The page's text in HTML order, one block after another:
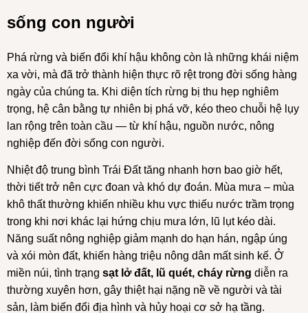
sống con người
Phá rừng và biến đổi khí hậu không còn là những khái niệm
xa vời, mà đã trở thành hiện thực rõ rệt trong đời sống hàng
ngày của chúng ta. Khi diện tích rừng bị thu hẹp nghiêm
trọng, hệ cân bằng tự nhiên bị phá vỡ, kéo theo chuỗi hệ lụy
lan rộng trên toàn cầu — từ khí hậu, nguồn nước, nông
nghiệp đến đời sống con người.
Nhiệt độ trung bình Trái Đất tăng nhanh hơn bao giờ hết,
thời tiết trở nên cực đoan và khó dự đoán. Mùa mưa – mùa
khô thất thường khiến nhiều khu vực thiếu nước trầm trọng
trong khi nơi khác lại hứng chịu mưa lớn, lũ lụt kéo dài.
Năng suất nông nghiệp giảm mạnh do hạn hán, ngập úng
và xói mòn đất, khiến hàng triệu nông dân mất sinh kế. Ở
miền núi, tình trạng sạt lở đất, lũ quét, cháy rừng diễn ra
thường xuyên hơn, gây thiệt hại nặng nề về người và tài
sản, làm biến đổi địa hình và hủy hoại cơ sở hạ tầng.